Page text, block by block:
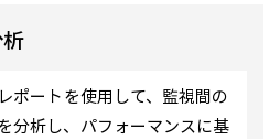
レポートを使用して、監視間の
分析し、パフォーマンスに基